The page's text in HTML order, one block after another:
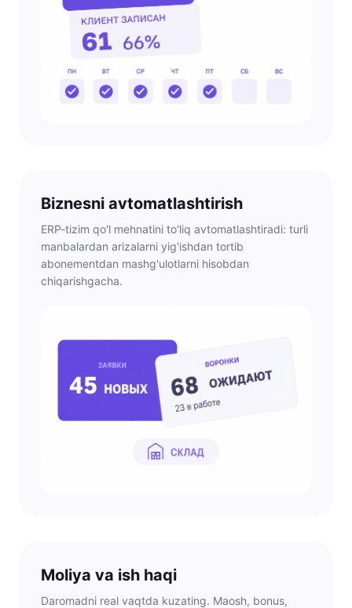
Biznesni avtomatlashtirish
ERP-tizim qo'l mehnatini to'liq avtomatlashtiradi: turli
manbalardan arizalarni yig'ishdan tortib
abonementdan mashg'ulotlarni hisobdan
chiqarishgacha.
Moliya va ish haqi
Daromadni real vaqtda kuzating. Maosh, bonus,